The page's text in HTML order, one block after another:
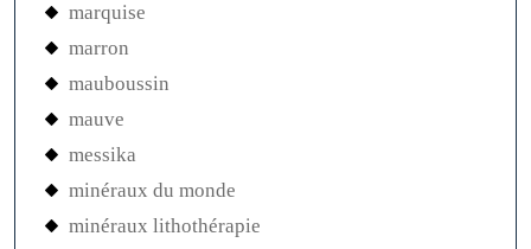
marquise
marron
mauboussin
mauve
messika
minéraux du monde
minéraux lithothérapie